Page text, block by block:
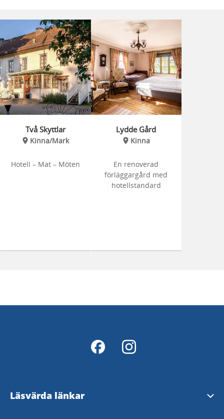
Två Skyttlar
Kinna/Mark
Hotell – Mat – Möten
Lydde Gård
Kinna
En renoverad
förläggargård med
hotellstandard
Läsvärda länkar